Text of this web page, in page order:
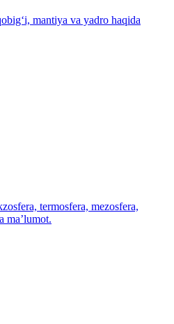
mantiya va yadro haqida
termosfera, mezosfera,
maʼlumot.